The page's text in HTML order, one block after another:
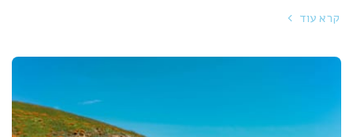
קרא עוד